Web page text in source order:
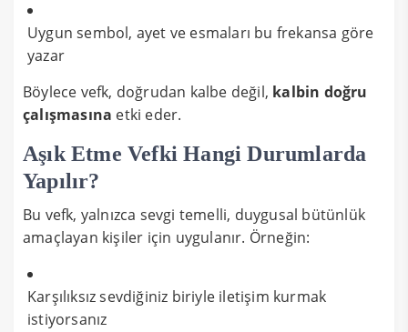
Uygun sembol, ayet ve esmaları bu frekansa göre
yazar
Böylece vefk, doğrudan kalbe değil, kalbin doğru
çalışmasına etki eder.
Aşık Etme Vefki Hangi Durumlarda
Yapılır?
Bu vefk, yalnızca sevgi temelli, duygusal bütünlük
amaçlayan kişiler için uygulanır. Örneğin:
Karşılıksız sevdiğiniz biriyle iletişim kurmak
istiyorsanız